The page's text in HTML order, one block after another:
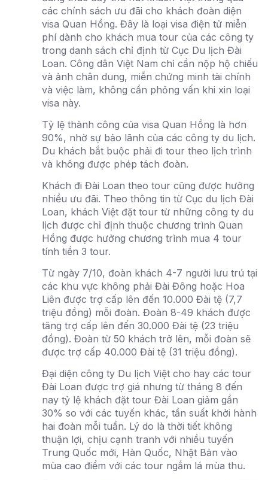
các chính sách ưu đãi cho khách đoàn diện
visa Quan Hồng. Đây là loại visa điện tử miễn
phí dành cho khách mua tour của các công ty
trong danh sách chỉ định từ Cục Du lịch Đài
Loan. Công dân Việt Nam chỉ cần nộp hộ chiếu
và ảnh chân dung, miễn chứng minh tài chính
và việc làm, không cần phỏng vấn khi xin loại
visa này.
Tỷ lệ thành công của visa Quan Hồng là hơn
90%, nhờ sự bảo lãnh của các công ty du lịch.
Du khách bắt buộc phải đi tour theo lịch trình
và không được phép tách đoàn.
Khách đi Đài Loan theo tour cũng được hưởng
nhiều ưu đãi. Theo thông tin từ Cục du lịch Đài
Loan, khách Việt đặt tour từ những công ty du
lịch được chỉ định thuộc chương trình Quan
Hồng được hưởng chương trình mua 4 tour
tính tiền 3 tour.
Từ ngày 7/10, đoàn khách 4-7 người lưu trú tại
các khu vực không phải Đài Đông hoặc Hoa
Liên được trợ cấp lên đến 10.000 Đài tệ (7,7
triệu đồng) mỗi đoàn. Đoàn 8-49 khách được
tăng trợ cấp lên đến 30.000 Đài tệ (23 triệu
đồng). Đoàn từ 50 khách trở lên, mỗi đoàn sẽ
được trợ cấp 40.000 Đài tệ (31 triệu đồng).
Đại diện công ty Du lịch Việt cho hay các tour
Đài Loan được trợ giá nhưng từ tháng 8 đến
nay tỷ lệ khách đặt tour Đài Loan giảm gần
30% so với các tuyến khác, tần suất khởi hành
hai đoàn mỗi tuần. Lý do là thời tiết không
thuận lợi, chịu cạnh tranh với nhiều tuyến
Trung Quốc mới, Hàn Quốc, Nhật Bản vào
mùa cao điểm với các tour ngắm lá mùa thu.